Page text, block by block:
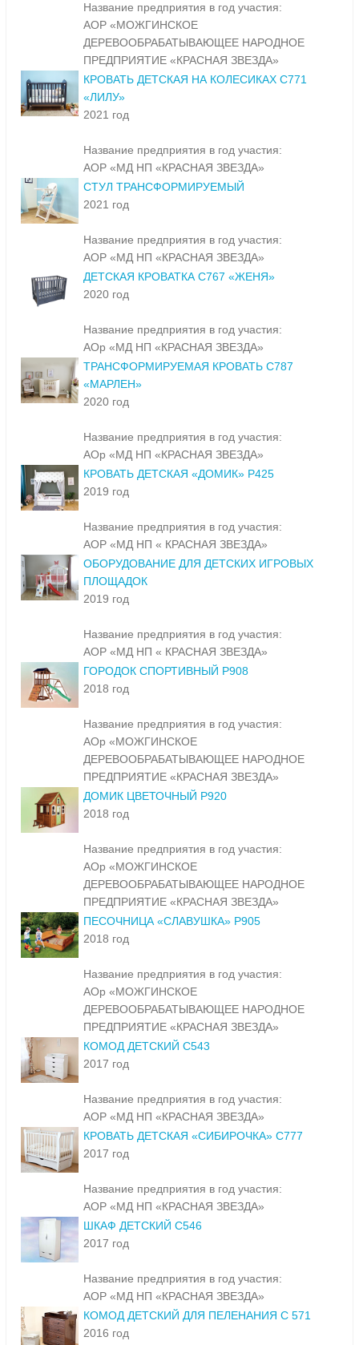
Название предприятия в год участия:
АОР «МОЖГИНСКОЕ
ДЕРЕВООБРАБАТЫВАЮЩЕЕ НАРОДНОЕ
ПРЕДПРИЯТИЕ «КРАСНАЯ ЗВЕЗДА»
КРОВАТЬ ДЕТСКАЯ НА КОЛЕСИКАХ С771
«ЛИЛУ»
2021 год
Название предприятия в год участия:
АОР «МД НП «КРАСНАЯ ЗВЕЗДА»
СТУЛ ТРАНСФОРМИРУЕМЫЙ
2021 год
Название предприятия в год участия:
АОР «МД НП «КРАСНАЯ ЗВЕЗДА»
ДЕТСКАЯ КРОВАТКА С767 «ЖЕНЯ»
2020 год
Название предприятия в год участия:
АОр «МД НП «КРАСНАЯ ЗВЕЗДА»
ТРАНСФОРМИРУЕМАЯ КРОВАТЬ С787
«МАРЛЕН»
2020 год
Название предприятия в год участия:
АОр «МД НП «КРАСНАЯ ЗВЕЗДА»
КРОВАТЬ ДЕТСКАЯ «ДОМИК» Р425
2019 год
Название предприятия в год участия:
АОР «МД НП « КРАСНАЯ ЗВЕЗДА»
ОБОРУДОВАНИЕ ДЛЯ ДЕТСКИХ ИГРОВЫХ
ПЛОЩАДОК
2019 год
Название предприятия в год участия:
АОР «МД НП « КРАСНАЯ ЗВЕЗДА»
ГОРОДОК СПОРТИВНЫЙ Р908
2018 год
Название предприятия в год участия:
АОр «МОЖГИНСКОЕ
ДЕРЕВООБРАБАТЫВАЮЩЕЕ НАРОДНОЕ
ПРЕДПРИЯТИЕ «КРАСНАЯ ЗВЕЗДА»
ДОМИК ЦВЕТОЧНЫЙ Р920
2018 год
Название предприятия в год участия:
АОр «МОЖГИНСКОЕ
ДЕРЕВООБРАБАТЫВАЮЩЕЕ НАРОДНОЕ
ПРЕДПРИЯТИЕ «КРАСНАЯ ЗВЕЗДА»
ПЕСОЧНИЦА «СЛАВУШКА» Р905
2018 год
Название предприятия в год участия:
АОр «МОЖГИНСКОЕ
ДЕРЕВООБРАБАТЫВАЮЩЕЕ НАРОДНОЕ
ПРЕДПРИЯТИЕ «КРАСНАЯ ЗВЕЗДА»
КОМОД ДЕТСКИЙ С543
2017 год
Название предприятия в год участия:
АОР «МД НП «КРАСНАЯ ЗВЕЗДА»
КРОВАТЬ ДЕТСКАЯ «СИБИРОЧКА» С777
2017 год
Название предприятия в год участия:
АОР «МД НП «КРАСНАЯ ЗВЕЗДА»
ШКАФ ДЕТСКИЙ С546
2017 год
Название предприятия в год участия:
АОР «МД НП «КРАСНАЯ ЗВЕЗДА»
КОМОД ДЕТСКИЙ ДЛЯ ПЕЛЕНАНИЯ С 571
2016 год